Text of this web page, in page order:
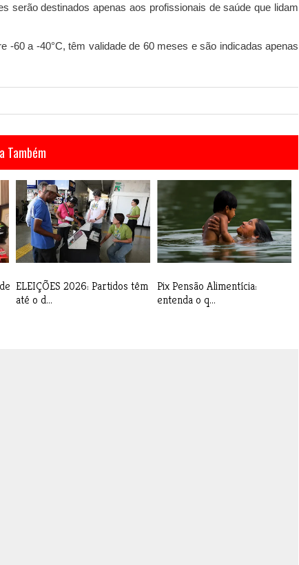
serão destinados apenas aos profissionais de saúde que lidam
60 a -40°C, têm validade de 60 meses e são indicadas apenas
Também
ELEIÇÕES 2026: Partidos têm
até o d...
Pix Pensão Alimentícia:
entenda o q...